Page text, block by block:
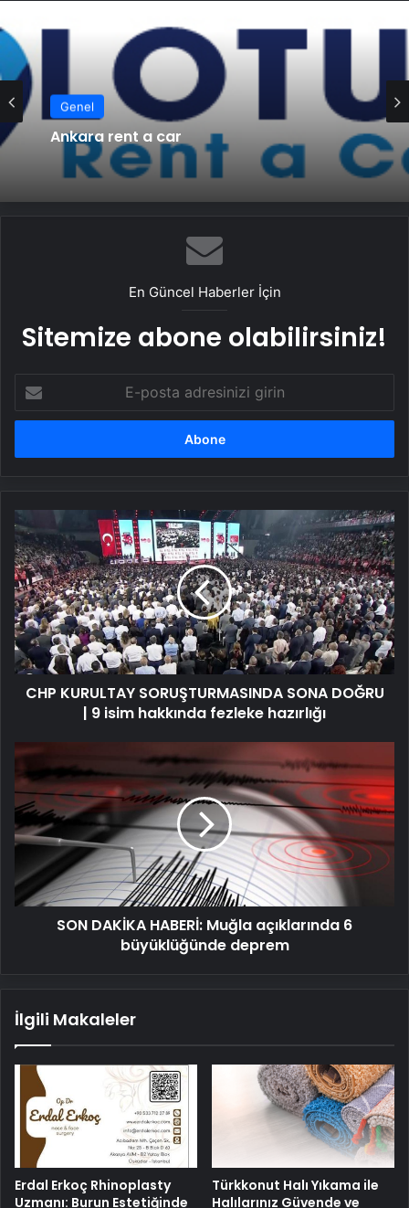
Genel
Ankara rent a car
En Güncel Haberler İçin
Sitemize abone olabilirsiniz!
posta
adresinizi
CHP
KURULTAY
SORUŞTURMASINDA
SONA
DOĞRU
|
9
isim
hakkında
fezleke
CHP KURULTAY SORUŞTURMASINDA SONA DOĞRU
| 9 isim hakkında fezleke hazırlığı
SON
DAKİKA
HABERİ:
Muğla
açıklarında
6
büyüklüğünde
deprem
SON DAKİKA HABERİ: Muğla açıklarında 6
büyüklüğünde deprem
İlgili Makaleler
Erdal Erkoç Rhinoplasty
Uzmanı: Burun Estetiğinde
Türkkonut Halı Yıkama ile
Halılarınız Güvende ve